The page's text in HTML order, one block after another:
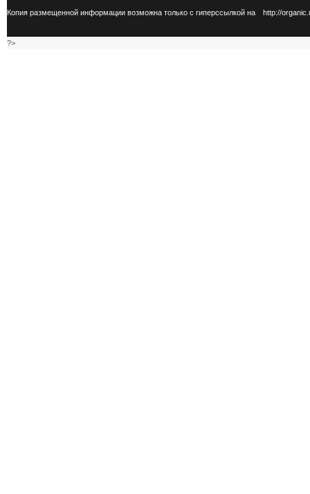
Копия размещенной информации возможна только с гиперссылкой на http://
?>